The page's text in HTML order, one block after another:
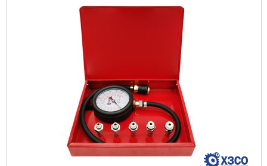
1850 мм
Габарити упаковки:
1,294 р